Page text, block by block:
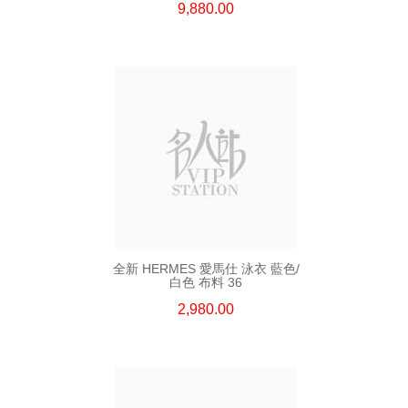
9,880.00
全新 HERMES 愛馬仕 泳衣 藍色/
白色 布料 36
2,980.00